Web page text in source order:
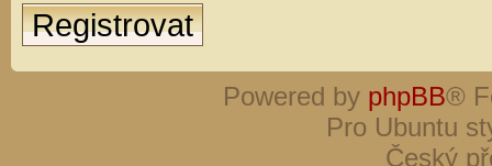
Registrovat
Powered by phpBB®
Pro Ubuntu
Český